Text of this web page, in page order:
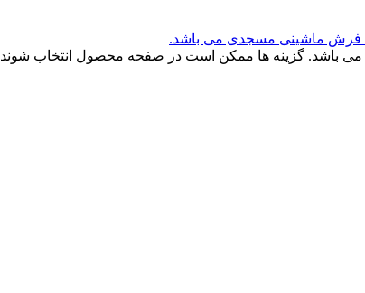
فرش ماشینی مسجدی می باشد.
می باشد. گزینه ها ممکن است در صفحه محصول انتخاب شوند